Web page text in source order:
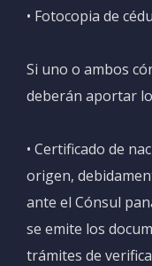
• Fotocopia de
Si uno o ambos
deberán aportar
• Certificado de
origen,
ante el Cónsul
se emite los
trámites de